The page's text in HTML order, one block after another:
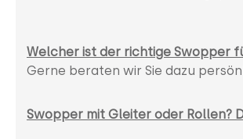
Welcher ist der richtige Swopper
Gerne beraten wir Sie dazu
Swopper mit Gleiter oder Rollen?